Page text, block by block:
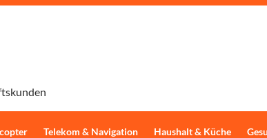
Telekom & Navigation Haushalt & Küche